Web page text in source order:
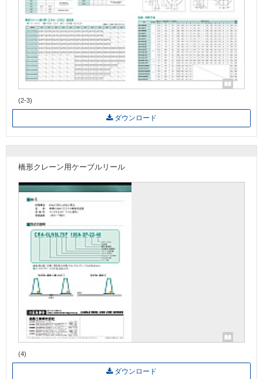
(2-3)
ダウンロード
橋形クレーン用ケーブルリール
(4)
ダウンロード